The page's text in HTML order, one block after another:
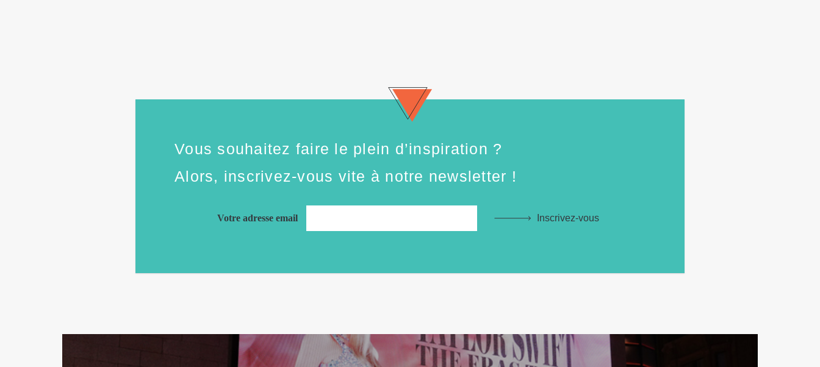
Vous souhaitez faire le plein d’inspiration ?
Alors, inscrivez-vous vite à notre newsletter !
Votre adresse email Inscrivez-vous